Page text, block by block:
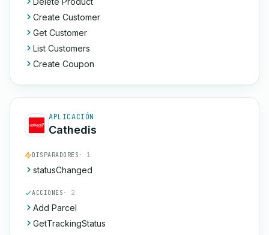
Create Customer
Get Customer
List Customers
Create Coupon
APLICACIÓN
Cathedis
DISPARADORES · 1
statusChanged
ACCIONES · 2
Add Parcel
GetTrackingStatus